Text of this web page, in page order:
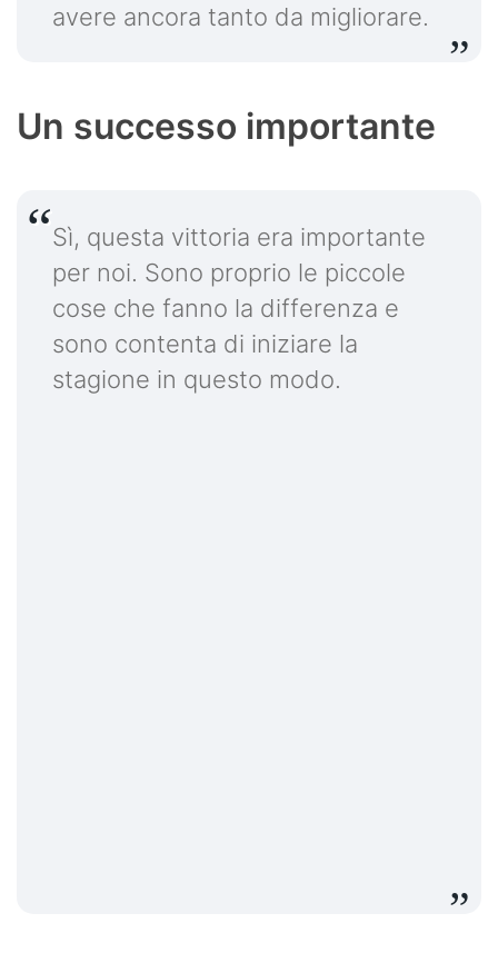
avere ancora tanto da migliorare.
Un successo importante
Sì, questa vittoria era importante
per noi. Sono proprio le piccole
cose che fanno la differenza e
sono contenta di iniziare la
stagione in questo modo.